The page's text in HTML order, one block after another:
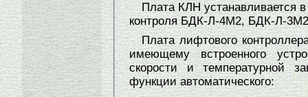
Плата КЛН устанавливается
контроля БДК-Л-4М2, БДК-Л-
Плата лифтового
имеющему встроенного
скорости и температурной
функции автоматического: